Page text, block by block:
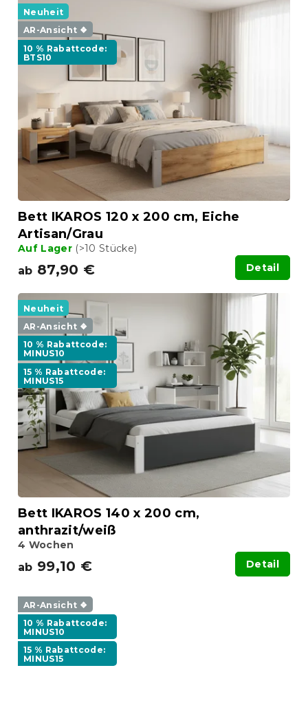
Neuheit
AR-Ansicht ❖
10 % Rabattcode:
BTS10
Bett IKAROS 120 x 200 cm, Eiche
Artisan/Grau
Auf Lager (>10 Stücke)
ab 87,90 € Detail
Neuheit
AR-Ansicht ❖
10 % Rabattcode:
MINUS10
15 % Rabattcode:
MINUS15
Bett IKAROS 140 x 200 cm,
anthrazit/weiß
4 Wochen
ab 99,10 € Detail
AR-Ansicht ❖
10 % Rabattcode:
MINUS10
15 % Rabattcode:
MINUS15